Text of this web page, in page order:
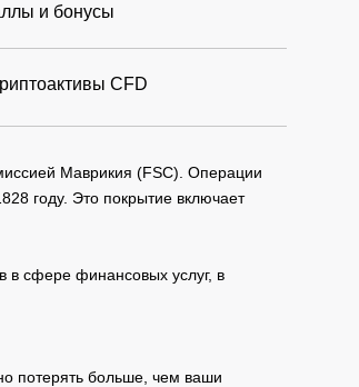
и бонусы
CFD
Маврикия (FSC). Операции
году. Это покрытие включает
сфере финансовых услуг, в
потерять больше, чем ваши